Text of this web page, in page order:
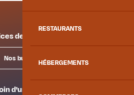
RESTAURANTS
HÉBERGEMENTS
de tourisme
Nos bureaux
d'un conseil ?